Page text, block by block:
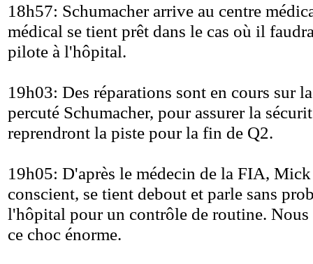
18h57: Schumacher arrive au centre
médical se tient prêt dans le cas où il
pilote à l'hôpital.
19h03: Des réparations sont en cours sur
percuté Schumacher, pour assurer la
reprendront la piste pour la fin de Q2.
19h05: D'après le médecin de la FIA, Mick
conscient, se tient debout et parle sans
l'hôpital pour un contrôle de routine. Nous
ce choc énorme.